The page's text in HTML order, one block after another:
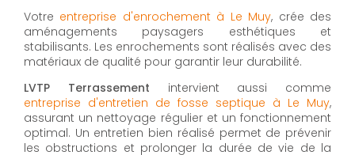
Votre entreprise d'enrochement à Le Muy, crée des
aménagements paysagers esthétiques et
stabilisants. Les enrochements sont réalisés avec des
matériaux de qualité pour garantir leur durabilité.
LVTP Terrassement intervient aussi comme
entreprise d'entretien de fosse septique à Le Muy,
assurant un nettoyage régulier et un fonctionnement
optimal. Un entretien bien réalisé permet de prévenir
les obstructions et prolonger la durée de vie de la